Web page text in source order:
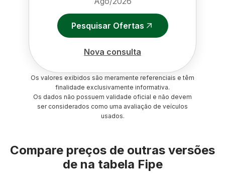
Pesquisar Ofertas
Nova consulta
Os valores exibidos são meramente referenciais e têm
finalidade exclusivamente informativa.
Os dados não possuem validade oficial e não devem
ser considerados como uma avaliação de veículos
usados.
Compare preços de outras versões
de na tabela Fipe